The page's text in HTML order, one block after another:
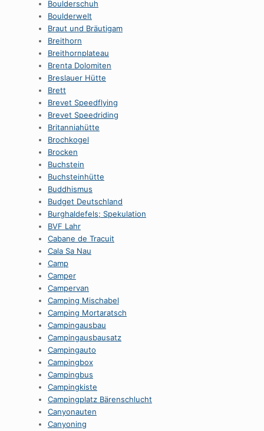
Boulderschuh
Boulderwelt
Braut und Bräutigam
Breithorn
Breithornplateau
Brenta Dolomiten
Breslauer Hütte
Brett
Brevet Speedflying
Brevet Speedriding
Britanniahütte
Brochkogel
Brocken
Buchstein
Buchsteinhütte
Buddhismus
Budget Deutschland
Burghaldefels; Spekulation
BVF Lahr
Cabane de Tracuit
Cala Sa Nau
Camp
Camper
Campervan
Camping Mischabel
Camping Mortaratsch
Campingausbau
Campingausbausatz
Campingauto
Campingbox
Campingbus
Campingkiste
Campingplatz Bärenschlucht
Canyonauten
Canyoning